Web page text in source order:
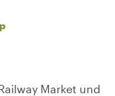
Market und